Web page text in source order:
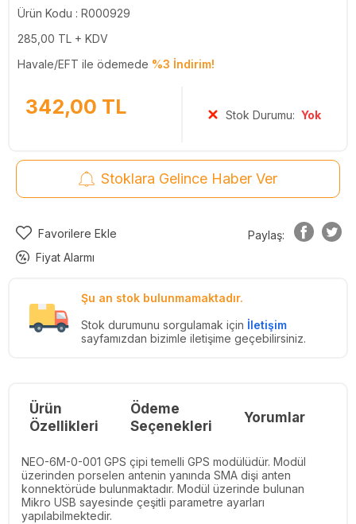
Ürün Kodu : R000929
285,00 TL + KDV
Havale/EFT ile ödemede %3 İndirim!
342,00 TL Stok Durumu:Yok
Stoklara Gelince Haber Ver
Favorilere Ekle
Fiyat Alarmı
Paylaş:
Şu an stok bulunmamaktadır.
Stok durumunu sorgulamak için İletişim
sayfamızdan bizimle iletişime geçebilirsiniz.
Ürün
Özellikleri
Ödeme
Seçenekleri
Yorumlar
NEO-6M-0-001 GPS çipi temelli GPS modülüdür. Modül
üzerinden porselen antenin yanında SMA dişi anten
konnektörüde bulunmaktadır. Modül üzerinde bulunan
Mikro USB sayesinde çeşitli parametre ayarları
yapılabilmektedir.